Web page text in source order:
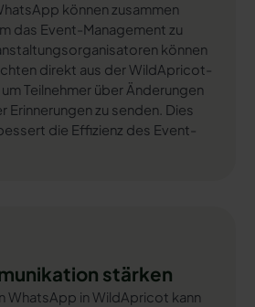
können zusammen
das Event-Management zu
können
direkt aus der WildApricot-
Teilnehmer über Änderungen
Erinnerungen zu senden. Dies
die Effizienz des Event-
stärken
WhatsApp in WildApricot kann